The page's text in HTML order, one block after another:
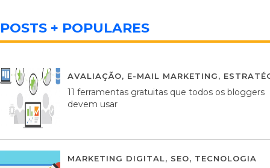
POSTS + POPULARES
AVALIAÇÃO, E-MAIL MARKETING,
11 ferramentas gratuitas que todos os bloggers
devem usar
MARKETING DIGITAL, SEO, TECNOLOGIA